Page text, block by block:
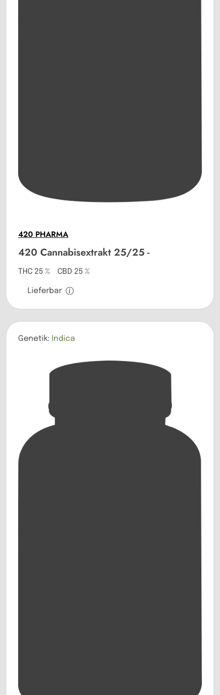
420 PHARMA
420 Cannabisextrakt 25/25 -
THC 25 % CBD 25 %
Lieferbar
Genetik: Indica